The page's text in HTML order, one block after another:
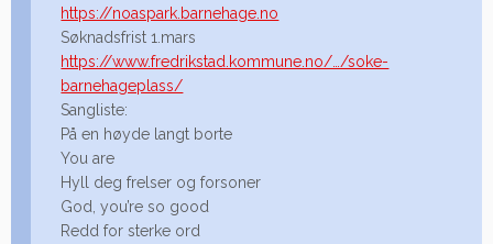
https://noaspark.barnehage.no
Søknadsfrist 1.mars
https://www.fredrikstad.kommune.no/…/soke-
barnehageplass/
Sangliste:
På en høyde langt borte
You are
Hyll deg frelser og forsoner
God, you’re so good
Redd for sterke ord